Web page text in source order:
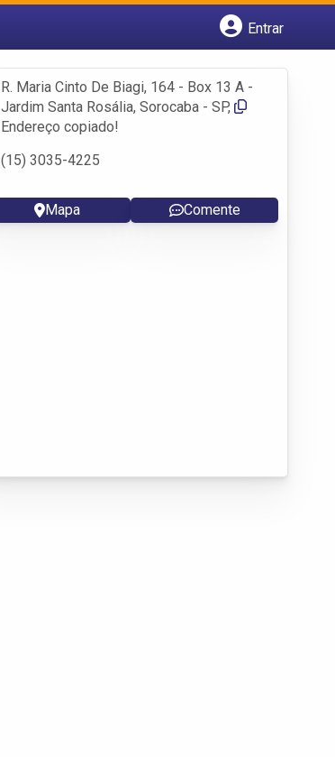
Entrar
Fazer login
Criar conta
R. Maria Cinto De Biagi, 164 - Box 13 A -
Jardim Santa Rosália, Sorocaba - SP,
Endereço copiado!
(15) 3035-4225
Mapa Comente